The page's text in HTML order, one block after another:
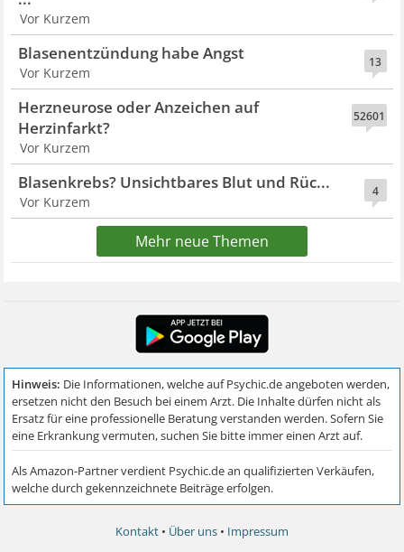
Vor Kurzem
13
Blasenentzündung habe Angst
Vor Kurzem
52601
Herzneurose oder Anzeichen auf
Herzinfarkt?
Vor Kurzem
4
Blasenkrebs? Unsichtbares Blut und Rüc...
Vor Kurzem
Mehr neue Themen
Kontakt • Über uns • Impressum